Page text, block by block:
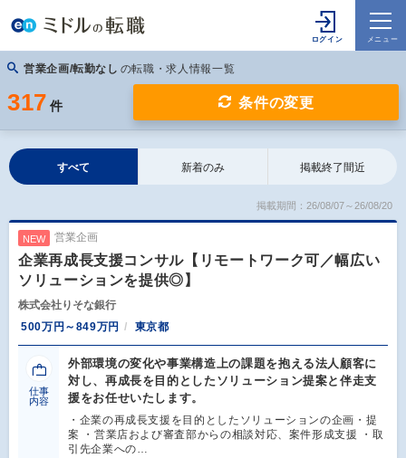
営業企画/転勤なし の転職・求人情報一覧
317 件 条件の変更
すべて 新着のみ 掲載終了間近
掲載期間：26/08/07～26/08/20
NEW 営業企画
企業再成長支援コンサル【リモートワーク可／幅広い
ソリューションを提供◎】
株式会社りそな銀行
500万円～849万円
東京都
仕事
内容
外部環境の変化や事業構造上の課題を抱える法人顧客に
対し、再成長を目的としたソリューション提案と伴走支
援をお任せいたします。
・企業の再成長支援を目的としたソリューションの企画・提
案 ・営業店および審査部からの相談対応、案件形成支援 ・取
引先企業への…